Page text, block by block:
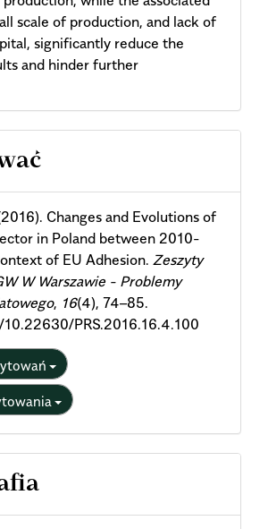
scale of production, and lack of
significantly reduce the
and hinder further
Changes and Evolutions of
in Poland between 2010-
of EU Adhesion. Zeszyty
W Warszawie - Problemy
, 16(4), 74–85.
PRS.2016.16.4.100